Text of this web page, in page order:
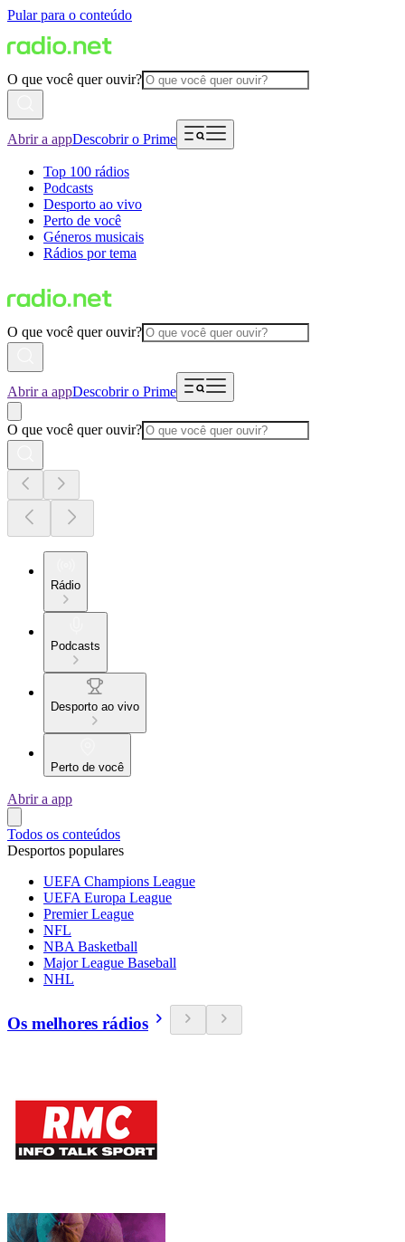
Pular para o conteúdo
O que você quer ouvir?
Abrir a appDescobrir o Prime
Top 100 rádios
Podcasts
Desporto ao vivo
Perto de você
Géneros musicais
Rádios por tema
O que você quer ouvir?
Abrir a appDescobrir o Prime
O que você quer ouvir?
Rádio
Podcasts
Desporto ao vivo
Perto de você
Abrir a app
Todos os conteúdos
Desportos populares
UEFA Champions League
UEFA Europa League
Premier League
NFL
NBA Basketball
Major League Baseball
NHL
Os melhores rádios